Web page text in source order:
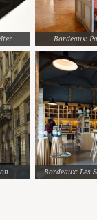
Bordeaux:
Bordeaux: Les